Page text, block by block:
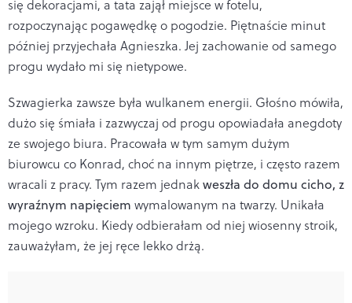
się dekoracjami, a tata zajął miejsce w fotelu,
rozpoczynając pogawędkę o pogodzie. Piętnaście minut
później przyjechała Agnieszka. Jej zachowanie od samego
progu wydało mi się nietypowe.
Szwagierka zawsze była wulkanem energii. Głośno mówiła,
dużo się śmiała i zazwyczaj od progu opowiadała anegdoty
ze swojego biura. Pracowała w tym samym dużym
biurowcu co Konrad, choć na innym piętrze, i często razem
wracali z pracy. Tym razem jednakweszła do domu cicho, z
wyraźnym napięciem wymalowanym na twarzy. Unikała
mojego wzroku. Kiedy odbierałam od niej wiosenny stroik,
zauważyłam, że jej ręce lekko drżą.